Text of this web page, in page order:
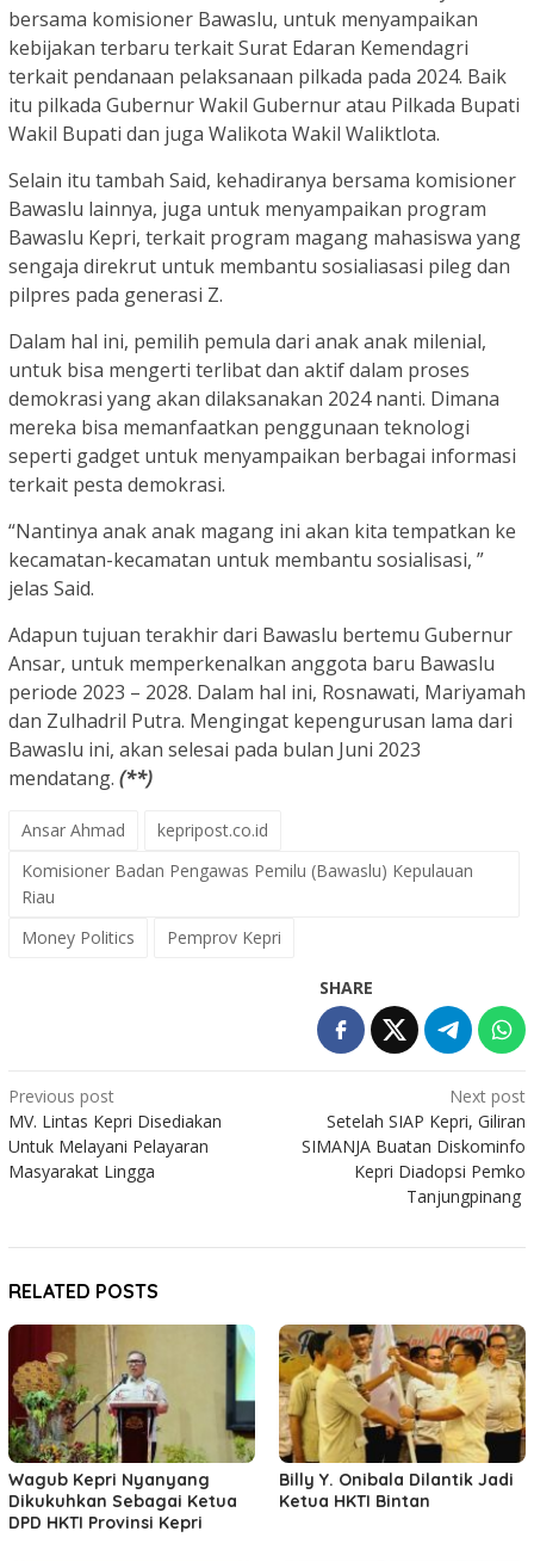
bersama komisioner Bawaslu, untuk menyampaikan
kebijakan terbaru terkait Surat Edaran Kemendagri
terkait pendanaan pelaksanaan pilkada pada 2024. Baik
itu pilkada Gubernur Wakil Gubernur atau Pilkada Bupati
Wakil Bupati dan juga Walikota Wakil Waliktlota.
Selain itu tambah Said, kehadiranya bersama komisioner
Bawaslu lainnya, juga untuk menyampaikan program
Bawaslu Kepri, terkait program magang mahasiswa yang
sengaja direkrut untuk membantu sosialiasasi pileg dan
pilpres pada generasi Z.
Dalam hal ini, pemilih pemula dari anak anak milenial,
untuk bisa mengerti terlibat dan aktif dalam proses
demokrasi yang akan dilaksanakan 2024 nanti. Dimana
mereka bisa memanfaatkan penggunaan teknologi
seperti gadget untuk menyampaikan berbagai informasi
terkait pesta demokrasi.
“Nantinya anak anak magang ini akan kita tempatkan ke
kecamatan-kecamatan untuk membantu sosialisasi, ”
jelas Said.
Adapun tujuan terakhir dari Bawaslu bertemu Gubernur
Ansar, untuk memperkenalkan anggota baru Bawaslu
periode 2023 – 2028. Dalam hal ini, Rosnawati, Mariyamah
dan Zulhadril Putra. Mengingat kepengurusan lama dari
Bawaslu ini, akan selesai pada bulan Juni 2023
mendatang. (**)
Ansar Ahmad
kepripost.co.id
Komisioner Badan Pengawas Pemilu (Bawaslu) Kepulauan
Riau
Money Politics
Pemprov Kepri
SHARE
Post
navigation
Previous post
MV. Lintas Kepri Disediakan
Untuk Melayani Pelayaran
Masyarakat Lingga
Next post
Setelah SIAP Kepri, Giliran
SIMANJA Buatan Diskominfo
Kepri Diadopsi Pemko
Tanjungpinang
RELATED POSTS
Wagub Kepri Nyanyang
Dikukuhkan Sebagai Ketua
DPD HKTI Provinsi Kepri
Billy Y. Onibala Dilantik Jadi
Ketua HKTI Bintan